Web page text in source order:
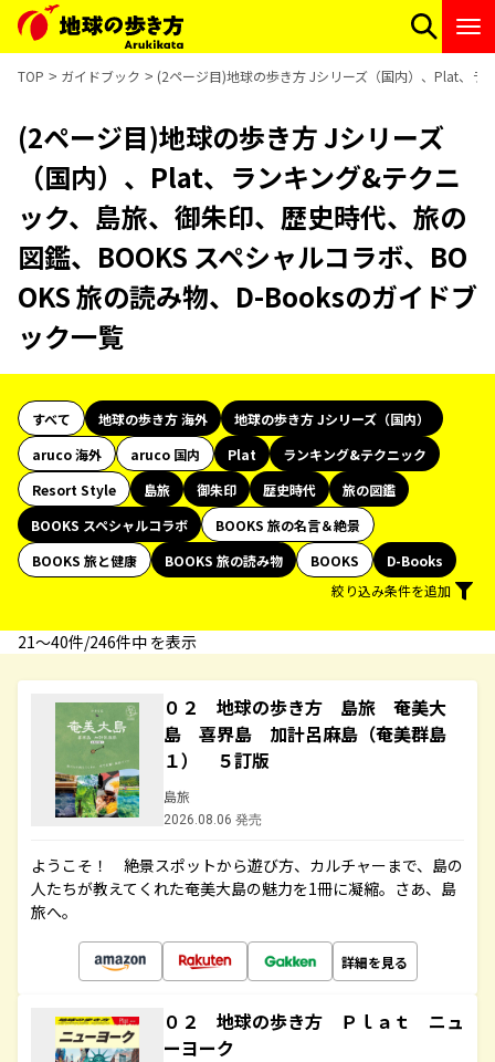
TOP ガイドブック (2ページ目)地球の歩き方 Jシリーズ（国内）、Plat、ラ
(2ページ目)地球の歩き方 Jシリーズ
（国内）、Plat、ランキング&テクニ
ック、島旅、御朱印、歴史時代、旅の
図鑑、BOOKS スペシャルコラボ、BO
OKS 旅の読み物、D-Booksのガイドブ
ック一覧
すべて 地球の歩き方 海外
地球の歩き方 Jシリーズ（国内）
aruco 海外
aruco 国内 Plat
ランキング&テクニック
Resort Style
島旅 御朱印 歴史時代
旅の図鑑
BOOKS スペシャルコラボ
BOOKS 旅の名言＆絶景
BOOKS 旅と健康
BOOKS 旅の読み物 BOOKS
D-Books
絞り込み条件を追加
21〜40件/246件中 を表示
０２ 地球の歩き方 島旅 奄美大
島 喜界島 加計呂麻島（奄美群島
１） ５訂版
島旅
2026.08.06 発売
ようこそ！ 絶景スポットから遊び方、カルチャーまで、島の
人たちが教えてくれた奄美大島の魅力を1冊に凝縮。さあ、島
旅へ。
詳細を見る
０２ 地球の歩き方 Ｐｌａｔ ニュ
ーヨーク